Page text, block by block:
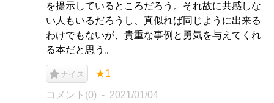
を提示しているところだろう。それ故に共感しな
い人もいるだろうし、真似れば同じように出来る
わけでもないが、貴重な事例と勇気を与えてくれ
る本だと思う。
ナイス ★1
コメント(0) 2021/01/04